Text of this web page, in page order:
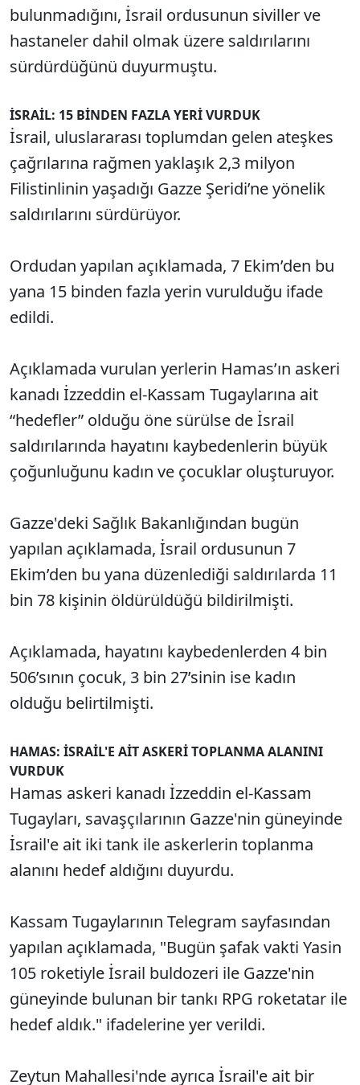
bulunmadığını, İsrail ordusunun siviller ve
hastaneler dahil olmak üzere saldırılarını
sürdürdüğünü duyurmuştu.
İSRAİL: 15 BİNDEN FAZLA YERİ VURDUK
İsrail, uluslararası toplumdan gelen ateşkes
çağrılarına rağmen yaklaşık 2,3 milyon
Filistinlinin yaşadığı Gazze Şeridi’ne yönelik
saldırılarını sürdürüyor.
Ordudan yapılan açıklamada, 7 Ekim’den bu
yana 15 binden fazla yerin vurulduğu ifade
edildi.
Açıklamada vurulan yerlerin Hamas’ın askeri
kanadı İzzeddin el-Kassam Tugaylarına ait
“hedefler” olduğu öne sürülse de İsrail
saldırılarında hayatını kaybedenlerin büyük
çoğunluğunu kadın ve çocuklar oluşturuyor.
Gazze'deki Sağlık Bakanlığından bugün
yapılan açıklamada, İsrail ordusunun 7
Ekim’den bu yana düzenlediği saldırılarda 11
bin 78 kişinin öldürüldüğü bildirilmişti.
Açıklamada, hayatını kaybedenlerden 4 bin
506’sının çocuk, 3 bin 27’sinin ise kadın
olduğu belirtilmişti.
HAMAS: İSRAİL'E AİT ASKERİ TOPLANMA ALANINI
VURDUK
Hamas askeri kanadı İzzeddin el-Kassam
Tugayları, savaşçılarının Gazze'nin güneyinde
İsrail'e ait iki tank ile askerlerin toplanma
alanını hedef aldığını duyurdu.
Kassam Tugaylarının Telegram sayfasından
yapılan açıklamada, "Bugün şafak vakti Yasin
105 roketiyle İsrail buldozeri ile Gazze'nin
güneyinde bulunan bir tankı RPG roketatar ile
hedef aldık." ifadelerine yer verildi.
Zeytun Mahallesi'nde ayrıca İsrail'e ait bir